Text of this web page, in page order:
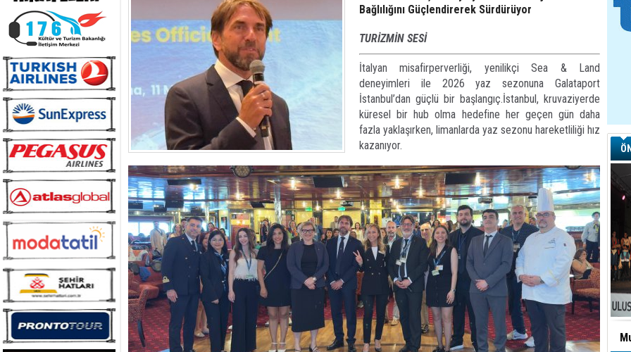
Bağlılığını Güçlendirerek Sürdürüyor
TURİZMİN SESİ
İtalyan misafirperverliği, yenilikçi Sea & Land
deneyimleri ile 2026 yaz sezonuna Galataport
İstanbul’dan güçlü bir başlangıç.İstanbul, kruvaziyerde
küresel bir hub olma hedefine her geçen gün daha
fazla yaklaşırken, limanlarda yaz sezonu hareketliliği hız
kazanıyor.